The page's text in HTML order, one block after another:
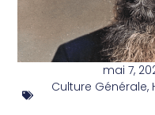
mai 7,
Culture Générale,